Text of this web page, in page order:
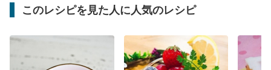
このレシピを見た人に人気のレシピ